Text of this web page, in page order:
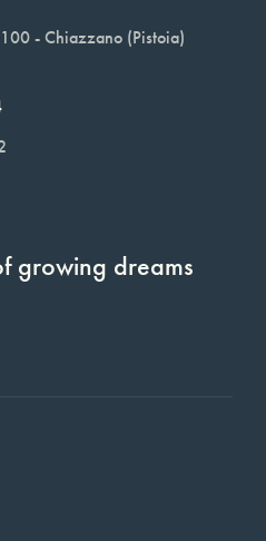
- Chiazzano (Pistoia)
growing dreams